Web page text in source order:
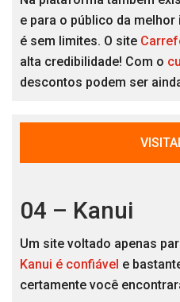
e para o público da melhor
é sem limites. O site
alta credibilidade! Com o
descontos podem ser
04 – Kanui
Um site voltado apenas
Kanui é confiável e
certamente você